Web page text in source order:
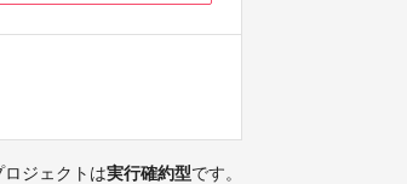
ロジェクトは実行確約型です。